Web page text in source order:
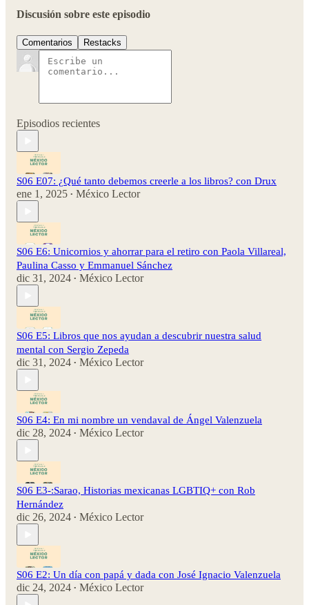
Discusión sobre este episodio
Comentarios Restacks
Episodios recientes
S06 E07: ¿Qué tanto debemos creerle a los libros? con Drux
ene 1, 2025 • México Lector
S06 E6: Unicornios y ahorrar para el retiro con Paola Villareal,
Paulina Casso y Emmanuel Sánchez
dic 31, 2024 • México Lector
S06 E5: Libros que nos ayudan a descubrir nuestra salud
mental con Sergio Zepeda
dic 31, 2024 • México Lector
S06 E4: En mi nombre un vendaval de Ángel Valenzuela
dic 28, 2024 • México Lector
S06 E3-:Sarao, Historias mexicanas LGBTIQ+ con Rob
Hernández
dic 26, 2024 • México Lector
S06 E2: Un día con papá y dada con José Ignacio Valenzuela
dic 24, 2024 • México Lector